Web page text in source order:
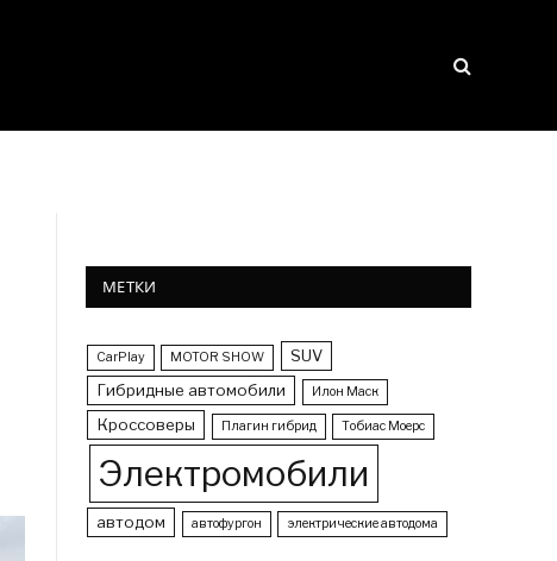
МЕТКИ
CarPlay MOTOR SHOW
SUV
Гибридные автомобили
Илон Маск
Кроссоверы Плагин гибрид Тобиас Моерс
Электромобили
автодом автофургон электрические автодома